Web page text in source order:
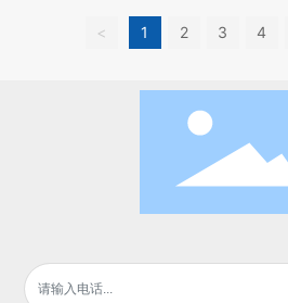
< 1 2 3 4